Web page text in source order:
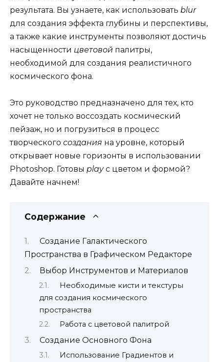
результата. Вы узнаете, как использовать blur
для создания эффекта глубины и перспективы,
а также какие инструменты позволяют достичь
насыщенности цветовой палитры,
необходимой для создания реалистичного
космического фона.
Это руководство предназначено для тех, кто
хочет не только воссоздать космический
пейзаж, но и погрузиться в процесс
творческого создания на уровне, который
открывает новые горизонты в использовании
Photoshop. Готовы playс цветом и формой?
Давайте начнем!
Содержание
Создание Галактического
Пространства в Графическом Редакторе
Выбор Инструментов и Материалов
Необходимые кисти и текстуры
для создания космического
пространства
Работа с цветовой палитрой
Создание Основного Фона
Использование Градиентов и